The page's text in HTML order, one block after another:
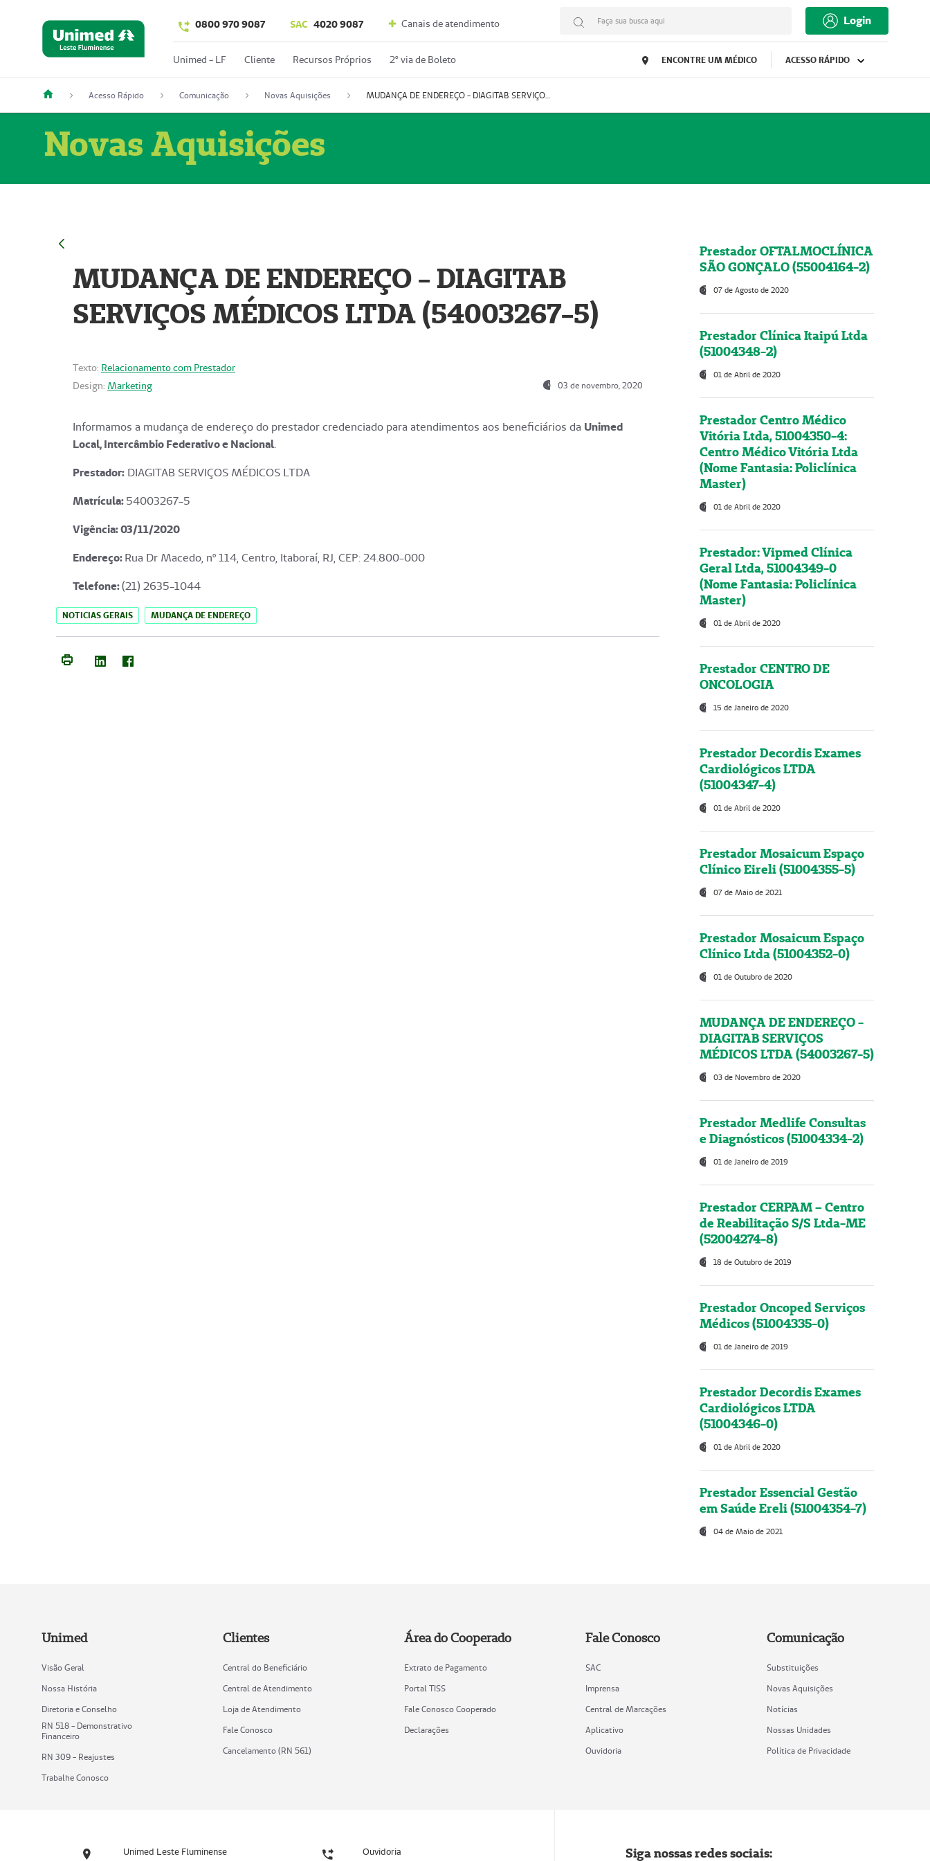
0800 970 9087 SAC 4020 9087 Canais de atendimento Faça sua busca aqui Login
Unimed - LF Cliente Recursos Próprios 2º via de Boleto ENCONTRE UM MÉDICO ACESSO RÁPIDO
Acesso Rápido Comunicação Novas Aquisições MUDANÇA DE ENDEREÇO - DIAGITAB SERVIÇOS MÉDICOS LTDA (54003267-5)
Novas Aquisições
MUDANÇA DE ENDEREÇO - DIAGITAB
SERVIÇOS MÉDICOS LTDA (54003267-5)
Texto: Relacionamento com Prestador
Design: Marketing 03 de novembro, 2020
Informamos a mudança de endereço do prestador credenciado para atendimentos aos beneficiários da Unimed
Local, Intercâmbio Federativo e Nacional.
Prestador: DIAGITAB SERVIÇOS MÉDICOS LTDA
Matrícula:54003267-5
Vigência: 03/11/2020
Endereço:Rua Dr Macedo, nº 114, Centro, Itaboraí, RJ, CEP: 24.800-000
Telefone:(21) 2635-1044
NOTICIAS GERAIS MUDANÇA DE ENDEREÇO
Prestador OFTALMOCLÍNICA
SÃO GONÇALO (55004164-2)
07 de Agosto de 2020
Prestador Clínica Itaipú Ltda
(51004348-2)
01 de Abril de 2020
Prestador Centro Médico
Vitória Ltda, 51004350-4:
Centro Médico Vitória Ltda
(Nome Fantasia: Policlínica
Master)
01 de Abril de 2020
Prestador: Vipmed Clínica
Geral Ltda, 51004349-0
(Nome Fantasia: Policlínica
Master)
01 de Abril de 2020
Prestador CENTRO DE
ONCOLOGIA
15 de Janeiro de 2020
Prestador Decordis Exames
Cardiológicos LTDA
(51004347-4)
01 de Abril de 2020
Prestador Mosaicum Espaço
Clínico Eireli (51004355-5)
07 de Maio de 2021
Prestador Mosaicum Espaço
Clínico Ltda (51004352-0)
01 de Outubro de 2020
MUDANÇA DE ENDEREÇO -
DIAGITAB SERVIÇOS
MÉDICOS LTDA (54003267-5)
03 de Novembro de 2020
Prestador Medlife Consultas
e Diagnósticos (51004334-2)
01 de Janeiro de 2019
Prestador CERPAM – Centro
de Reabilitação S/S Ltda-ME
(52004274-8)
18 de Outubro de 2019
Prestador Oncoped Serviços
Médicos (51004335-0)
01 de Janeiro de 2019
Prestador Decordis Exames
Cardiológicos LTDA
(51004346-0)
01 de Abril de 2020
Prestador Essencial Gestão
em Saúde Ereli (51004354-7)
04 de Maio de 2021
Unimed
Visão Geral
Nossa História
Diretoria e Conselho
RN 518 - Demonstrativo
Financeiro
RN 309 - Reajustes
Trabalhe Conosco
Clientes
Central do Beneficiário
Central de Atendimento
Loja de Atendimento
Fale Conosco
Cancelamento (RN 561)
Área do Cooperado
Extrato de Pagamento
Portal TISS
Fale Conosco Cooperado
Declarações
Fale Conosco
SAC
Imprensa
Central de Marcações
Aplicativo
Ouvidoria
Comunicação
Substituições
Novas Aquisições
Notícias
Nossas Unidades
Política de Privacidade
Unimed Leste Fluminense Ouvidoria Siga nossas redes sociais: